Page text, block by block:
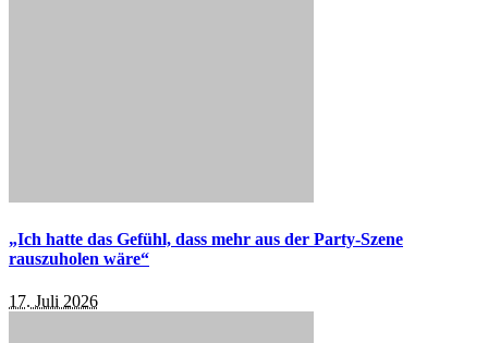
„Ich hatte das Gefühl, dass mehr aus der Party-Szene
rauszuholen wäre“
17. Juli 2026